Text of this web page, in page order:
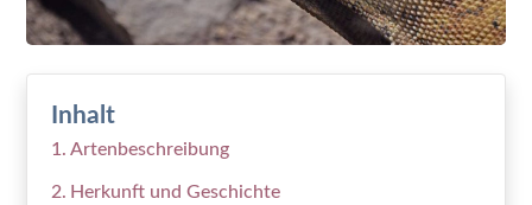
Inhalt
Artenbeschreibung
Herkunft und Geschichte